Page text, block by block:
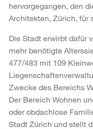
hervorgegangen, den
Architekten, Zürich, für
Die Stadt erwirbt dafür
mehr benötigte
477/483 mit 109
Zwecke des Bereichs
Der Bereich Wohnen
oder obdachlose
Stadt Zürich und stellt